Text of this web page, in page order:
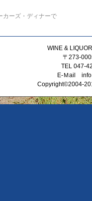
カーズ・ディナーで
WINE &
〒273-
TEL 047-
E-Ｍail
Copyright©2004-